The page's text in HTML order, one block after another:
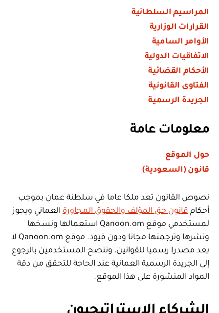
المراسيم السلطانية
القرارات الوزارية
الأوامر السامية
الاتفاقيات الدولية
الأحكام القضائية
الفتاوى القانونية
الجريدة الرسمية
معلومات عامة
حول الموقع
قانون (السعودية)
نصوص القانون تعد ملكا عاما في سلطنة عمان بموجب
أحكام قانون حق المؤلف والحقوق المجاورة العماني ويجوز
لمستخدمي موقع Qanoon.om استعمالها ونسخها
ونشرها وترجمتها مجانا ودون قيود. موقع Qanoon.om لا
يعد مصدرا رسميا للقوانين، وننصح المستخدمين بالرجوع
إلى الجريدة الرسمية العمانية عند الحاجة للتحقق من دقة
المواد المنشورة على هذا الموقع.